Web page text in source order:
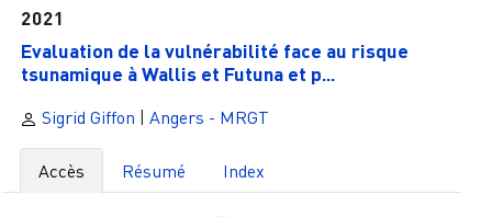
2021
Evaluation de la vulnérabilité face au risque
tsunamique à Wallis et Futuna et p...
Sigrid Giffon Angers - MRGT
Accès Résumé Index